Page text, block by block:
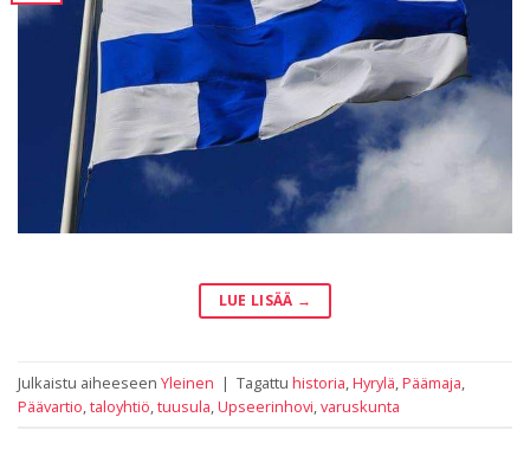
LUE LISÄÄ →
Julkaistu aiheeseen Yleinen | Tagattu historia,Hyrylä,Päämaja,
Päävartio,taloyhtiö,tuusula,Upseerinhovi,varuskunta